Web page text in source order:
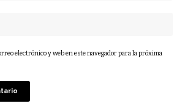
electrónico y web en este navegador para la próxima